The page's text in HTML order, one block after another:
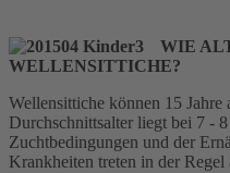
WIE
WELLENSITTICHE?
Wellensittiche können 15 Jahre
Durchschnittsalter liegt bei 7 -
Zuchtbedingungen und der
Krankheiten treten in der Regel